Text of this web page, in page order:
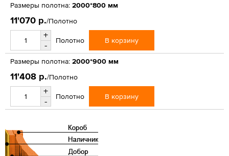
Размеры полотна: 2000*800 мм
11'070 р./Полотно
+
-
Полотно В корзину
Размеры полотна: 2000*900 мм
11'408 р./Полотно
+
-
Полотно В корзину